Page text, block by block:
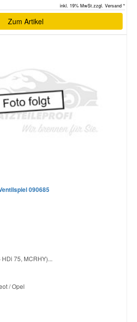
inkl. 19% MwSt.zzgl. Versand *
Zum Artikel
090685
75, MCRHY)...
/ Opel